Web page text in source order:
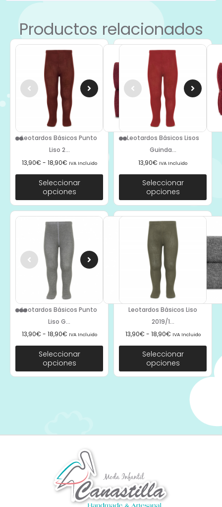
Productos relacionados
Leotardos Básicos Punto
Liso 2...
13,90€ - 18,90€ IVA Incluido
Seleccionar
opciones
Leotardos Básicos Lisos
Guinda...
13,90€ IVA Incluido
Seleccionar
opciones
Leotardos Básicos Punto
Liso G...
13,90€ - 18,90€ IVA Incluido
Seleccionar
opciones
Leotardos Básicos Liso
2019/1...
13,90€ - 18,90€ IVA Incluido
Seleccionar
opciones